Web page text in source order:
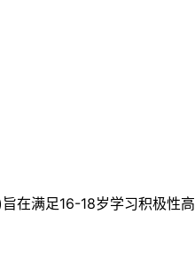
在满足16-18岁学习积极性